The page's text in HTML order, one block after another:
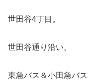
世田谷4丁目。
世田谷通り沿い。
東急バス＆小田急バス